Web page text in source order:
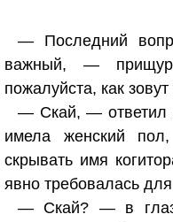
— Последний
важный, —
пожалуйста, как
— Скай, — ответил
имела женский
скрывать имя
явно требовалась
— Скай? — в